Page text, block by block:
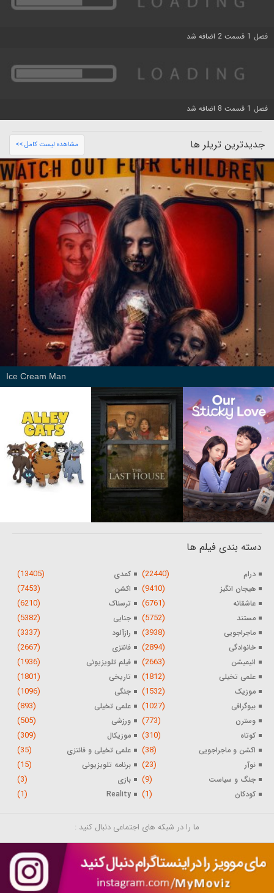
فصل 1 قسمت 2 اضافه شد
فصل 1 قسمت 8 اضافه شد
جدیدترین تریلر ها مشاهده لیست کامل >>
Ice Cream Man
دسته بندی فیلم ها
درام (22440) کمدی (13405)
هیجان انگیز (9410) اکشن (7453)
عاشقانه (6761) ترسناک (6210)
مستند (5752) جنایی (5382)
ماجراجویی (3938) رازآلود (3337)
خانوادگی (2894) فانتزی (2667)
انیمیشن (2663) فیلم تلویزیونی (1936)
علمی تخیلی (1812) تاریخی (1801)
موزیک (1532) جنگی (1096)
بیوگرافی (1027) علمی تخیلی (893)
وسترن (773) ورزشی (505)
کوتاه (310) موزیکال (309)
اکشن و ماجراجویی (38) علمی تخیلی و فانتزی (35)
نوآر (23) برنامه تلویزیونی (15)
جنگ و سیاست (9) بازی (3)
کودکان (1)
Reality
(1)
ما را در شبکه های اجتماعی دنبال کنید :